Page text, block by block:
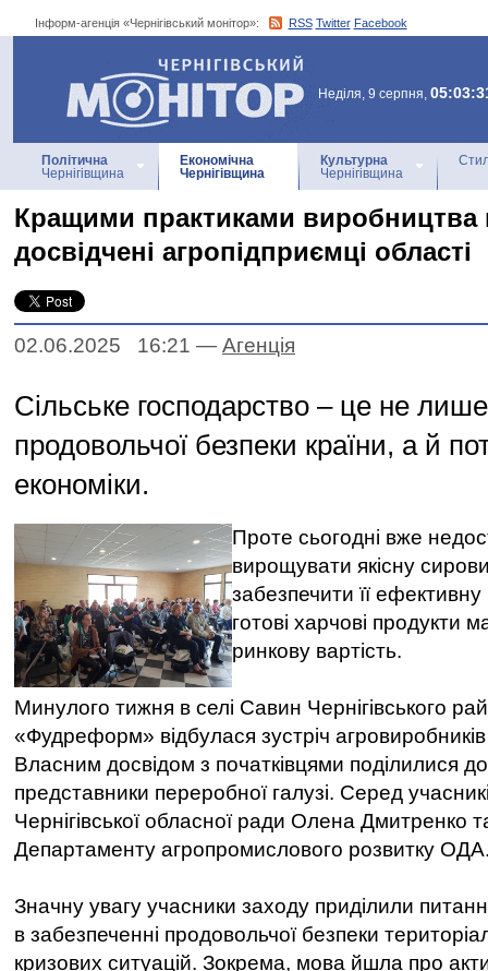
Інформ-агенція «Чернігівський монітор»: RSS Twitter Facebook
Інформ-агенція
«Чернігівський монітор»
Неділя, 9 серпня,
Політична
Чернігівщина
Економічна
Чернігівщина
Культурна
Чернігівщина
Кращими практиками виробництва
досвідчені агропідприємці області
02.06.2025 16:21 — Агенцiя
Сільське господарство – це не
продовольчої безпеки країни, а й
економіки.
Проте сьогодні вже
вирощувати якісну
забезпечити її
готові харчові продукти
ринкову вартість.
Минулого тижня в селі Савин Чернігівського
«Фудреформ» відбулася зустріч
Власним досвідом з початківцями поділилися
представники переробної галузі. Серед
Чернігівської обласної ради Олена Дмитренко
Департаменту агропромислового розвитку
Значну увагу учасники заходу приділили
в забезпеченні продовольчої безпеки
кризових ситуацій. Зокрема, мова йшла про